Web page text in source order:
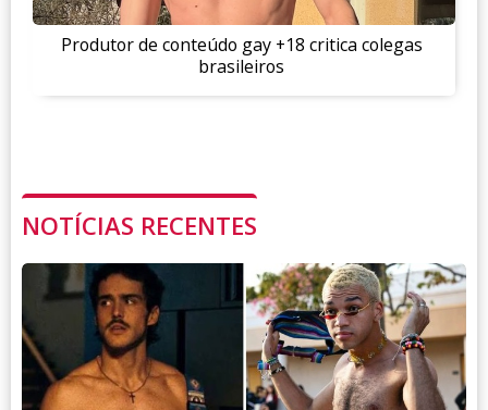
Produtor de conteúdo gay +18 critica colegas
brasileiros
NOTÍCIAS RECENTES